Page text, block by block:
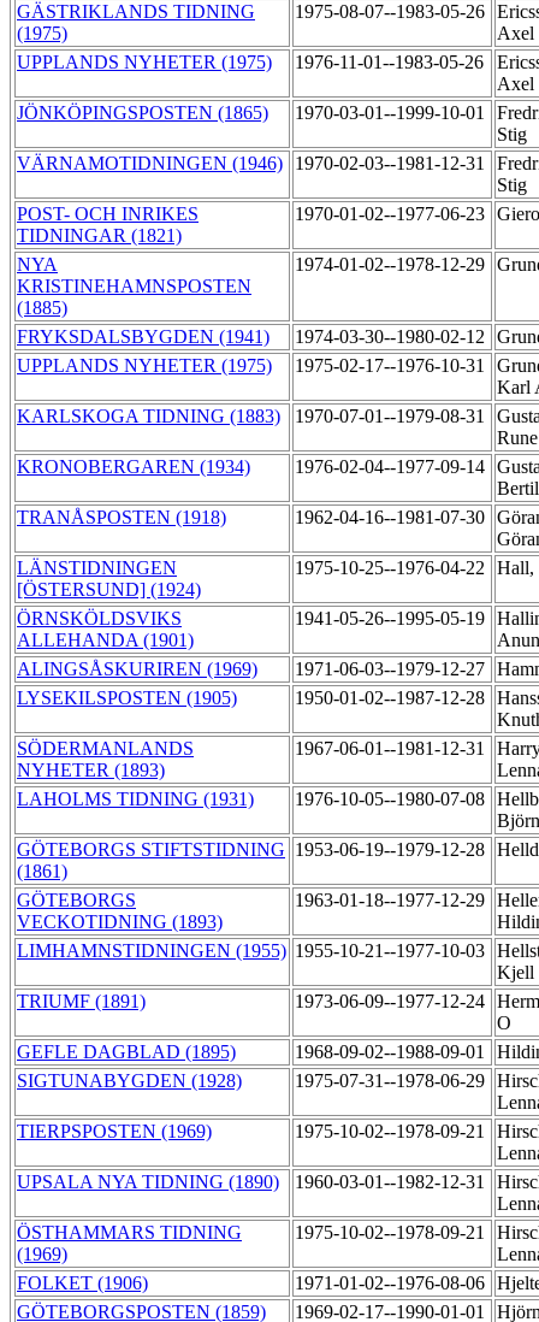
GÄSTRIKLANDS TIDNING
(1975)
1975-08-07--1983-05-26
Axel
UPPLANDS NYHETER (1975)
1976-11-01--1983-05-26
Axel
JÖNKÖPINGSPOSTEN (1865)
1970-03-01--1999-10-01
Stig
VÄRNAMOTIDNINGEN (1946)
1970-02-03--1981-12-31
Stig
POST- OCH INRIKES
TIDNINGAR (1821)
1970-01-02--1977-06-23
NYA
KRISTINEHAMNSPOSTEN
(1885)
1974-01-02--1978-12-29
FRYKSDALSBYGDEN (1941) 1974-03-30--1980-02-12
UPPLANDS NYHETER (1975)
1975-02-17--1976-10-31
Karl
KARLSKOGA TIDNING (1883)
1970-07-01--1979-08-31
KRONOBERGAREN (1934)
1976-02-04--1977-09-14
TRANÅSPOSTEN (1918)
1962-04-16--1981-07-30
LÄNSTIDNINGEN
[ÖSTERSUND] (1924)
1975-10-25--1976-04-22 Hall,
ÖRNSKÖLDSVIKS
ALLEHANDA (1901)
1941-05-26--1995-05-19
ALINGSÅSKURIREN (1969)
1971-06-03--1979-12-27
LYSEKILSPOSTEN (1905)
1950-01-02--1987-12-28
SÖDERMANLANDS
NYHETER (1893)
1967-06-01--1981-12-31
LAHOLMS TIDNING (1931)
1976-10-05--1980-07-08
GÖTEBORGS STIFTSTIDNING
(1861)
1953-06-19--1979-12-28
GÖTEBORGS
VECKOTIDNING (1893)
1963-01-18--1977-12-29
LIMHAMNSTIDNINGEN (1955) 1955-10-21--1977-10-03
Kjell
TRIUMF (1891)
1973-06-09--1977-12-24
O
GEFLE DAGBLAD (1895)
1968-09-02--1988-09-01
SIGTUNABYGDEN (1928)
1975-07-31--1978-06-29
TIERPSPOSTEN (1969)
1975-10-02--1978-09-21
UPSALA NYA TIDNING (1890)
1960-03-01--1982-12-31
ÖSTHAMMARS TIDNING
(1969)
1975-10-02--1978-09-21
FOLKET (1906)
1971-01-02--1976-08-06
GÖTEBORGSPOSTEN (1859)
1969-02-17--1990-01-01